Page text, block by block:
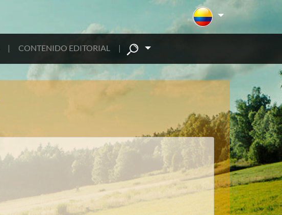
| CONTENIDO EDITORIAL |